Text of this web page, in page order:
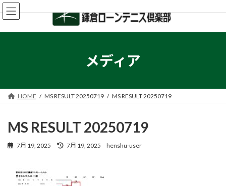
コ
ン
ン
ナ
ビ
ー
メディア
HOME MS RESULT 20250719 MS RESULT 20250719
MS RESULT 20250719
7月 19, 2025
最
日
7月 19, 2025 henshu-user